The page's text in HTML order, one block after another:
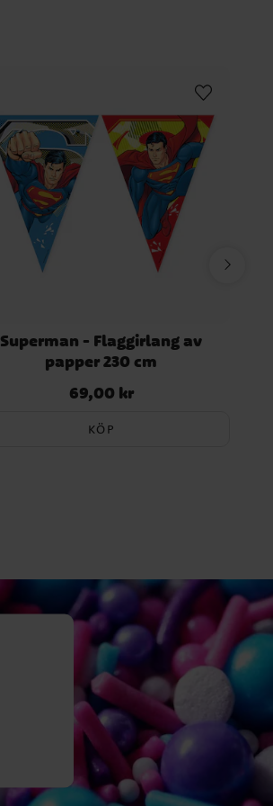
Superman - Flaggirlang av
papper 230 cm
Pris:69,00 kr
69,00 kr
KÖP